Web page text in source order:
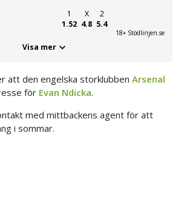
1
1.52
X
4.8
2
5.4
18+ Stödlinjen.se
Visa mer
att den engelska storklubben Arsenal
för Evan Ndicka.
med mittbackens agent för att
i sommar.